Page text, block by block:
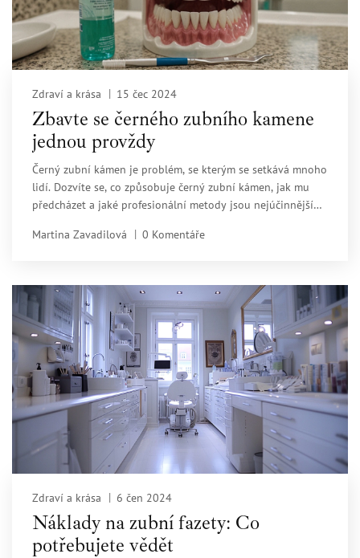
Zdraví a krása 15 čec 2024
Zbavte se černého zubního kamene
jednou provždy
Černý zubní kámen je problém, se kterým se setkává mnoho
lidí. Dozvíte se, co způsobuje černý zubní kámen, jak mu
předcházet a jaké profesionální metody jsou nejúčinnější
pro péči o zuby doma.
Martina Zavadilová 0 Komentáře
Zdraví a krása 6 čen 2024
Náklady na zubní fazety: Co
potřebujete vědět